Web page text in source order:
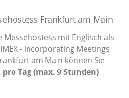
Frankfurt am Main
Messehostess mit Englisch als
- incorporating Meetings
am Main können Sie
pro Tag (max. 9 Stunden)